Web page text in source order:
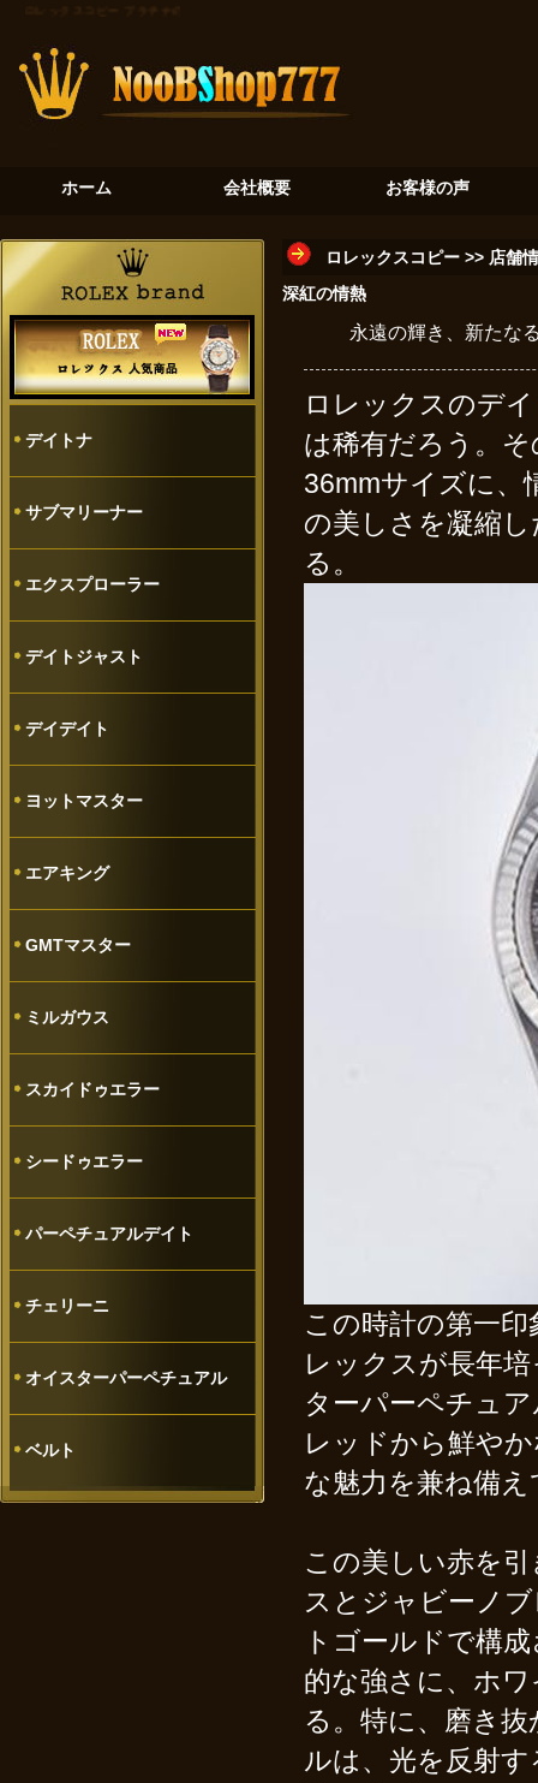
ホーム 会社概要 お客様の声
デイトナ
サブマリーナー
エクスプローラー
デイトジャスト
デイデイト
ヨットマスター
エアキング
GMTマスター
ミルガウス
スカイドゥエラー
シードゥエラー
パーペチュアルデイト
チェリーニ
オイスターパーペチュアル
ベルト
ロレックスコピー >> 店舗
深紅の情熱
永遠の輝き、新たな
ロレックスのデ
は稀有だろう。
36mmサイズに、
の美しさを凝縮
る。
この時計の第一
レックスが長年
ターパーペチュ
レッドから鮮や
な魅力を兼ね備
この美しい赤を
スとジャビーノ
トゴールドで構
的な強さに、ホ
る。特に、磨き
ルは、光を反射